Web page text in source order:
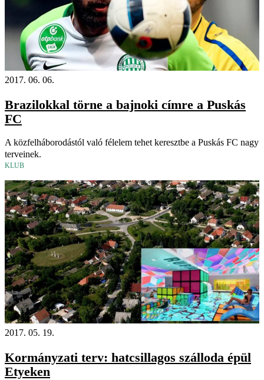
2017. 06. 06.
Brazilokkal törne a bajnoki címre a Puskás
FC
A közfelháborodástól való félelem tehet keresztbe a Puskás FC nagy
terveinek.
KLUB
2017. 05. 19.
Kormányzati terv: hatcsillagos szálloda épül
Etyeken